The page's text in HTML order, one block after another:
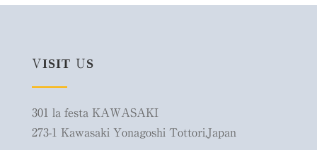
VISIT US
301 la festa KAWASAKI
273-1 Kawasaki Yonagoshi Tottori,Japan